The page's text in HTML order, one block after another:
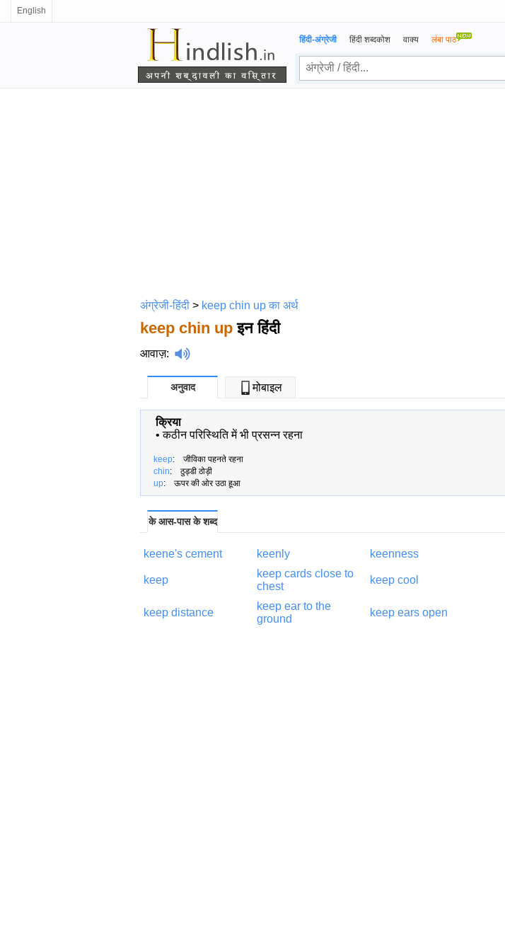
English
हिंदी-अंग्रेजी हिंदी शब्दकोश वाक्य लंबा पाठ
अंग्रेजी-हिंदी > keep chin up का अर्थ
keep chin up इन हिंदी
आवाज़:
अनुवाद मोबाइल
क्रिया
•कठीन परिस्थिति में भी प्रसन्न रहना
keep: जीविका पहनते रहना
chin: ठुड्डी ठोड़ी
up: ऊपर की ओर उठा हूआ
के आस-पास के शब्द
keene's cement keenly keenness
keep
keep cards close to
chest
keep cool
keep distance
keep ear to the
ground
keep ears open